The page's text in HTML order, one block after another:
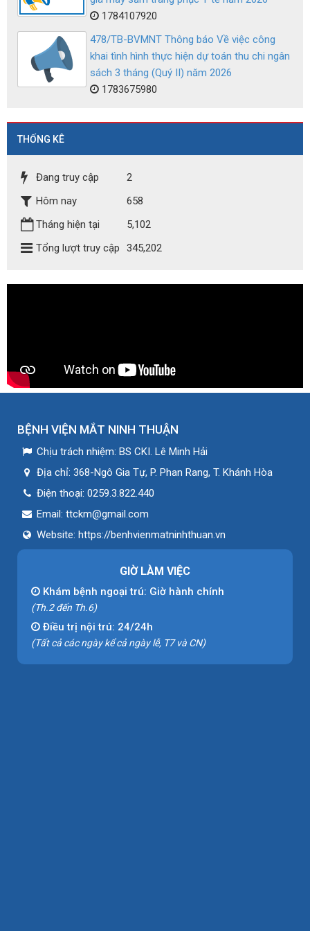
1784107920
478/TB-BVMNT Thông báo Về việc công
khai tình hình thực hiện dự toán thu chi ngân
sách 3 tháng (Quý II) năm 2026
1783675980
THỐNG KÊ
Đang truy cập
2
Hôm nay
658
Tháng hiện tại
5,102
Tổng lượt truy cập
345,202
BỆNH VIỆN MẮT NINH THUẬN
Chịu trách nhiệm: BS CKI. Lê Minh Hải
Địa chỉ: 368-Ngô Gia Tự, P. Phan Rang, T. Khánh Hòa
Điện thoại: 0259.3.822.440
Email: ttckm@gmail.com
Website: https://benhvienmatninhthuan.vn
GIỜ LÀM VIỆC
Khám bệnh ngoại trú: Giờ hành chính
(Th.2 đến Th.6)
Điều trị nội trú: 24/24h
(Tất cả các ngày kể cả ngày lễ, T7 và CN)